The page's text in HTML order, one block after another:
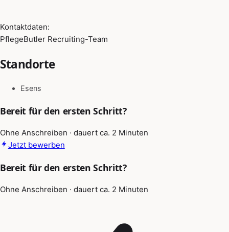
Kontaktdaten:
PflegeButler Recruiting-Team
Standorte
Esens
Bereit für den ersten Schritt?
Ohne Anschreiben · dauert ca. 2 Minuten
Jetzt bewerben
Bereit für den ersten Schritt?
Ohne Anschreiben · dauert ca. 2 Minuten